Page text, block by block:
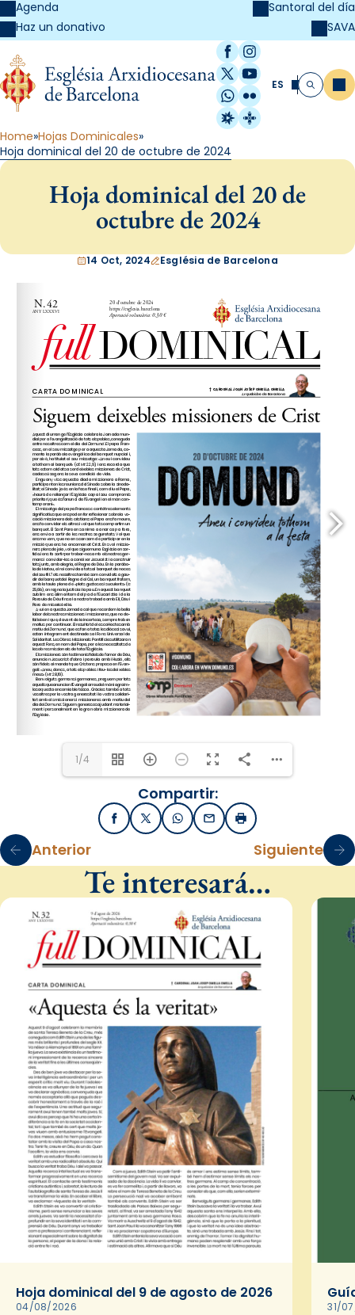
Agenda
Haz un donativo
Santoral del día
SAVA
Facebook
Instagram
X / Twitter
YouTube
WhatsApp
Flickr
Radio Estel
Catalunya
ES Buscar
Home Hojas Dominicales
Hoja dominical del 20 de octubre de 2024
Hoja dominical del 20 de
octubre de 2024
14 Oct, 2024 Església de Barcelona
1/4
Compartir:
FacebookX / TwitterWhatsApp
EmailImprimir
Anterior Siguiente
Te interesará…
Hoja dominical del 9 de agosto de 2026
04/08/2026 31/